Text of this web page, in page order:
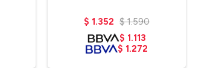
$ 1.352 $ 1.590
$ 1.113
$ 1.272